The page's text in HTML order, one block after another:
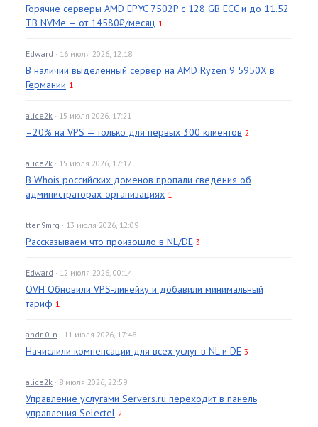
Горячие серверы AMD EPYC 7502P с 128 GB ECC и до 11.52
TB NVMe — от 14580₽/месяц 1
Edward · 16 июля 2026, 12:18
В наличии выделенный сервер на AMD Ryzen 9 5950X в
Германии 1
alice2k · 15 июля 2026, 17:21
–20% на VPS — только для первых 300 клиентов 2
alice2k · 15 июля 2026, 17:17
В Whois российских доменов пропали сведения об
администраторах-организациях 1
tten9mrg · 13 июля 2026, 12:09
Рассказываем что произошло в NL/DE 3
Edward · 12 июля 2026, 00:14
OVH Обновили VPS-линейку и добавили минимальный
тариф 1
andr-0-n · 11 июля 2026, 17:48
Начислили компенсации для всех услуг в NL и DE 3
alice2k · 8 июля 2026, 22:59
Управление услугами Servers.ru переходит в панель
управления Selectel 2